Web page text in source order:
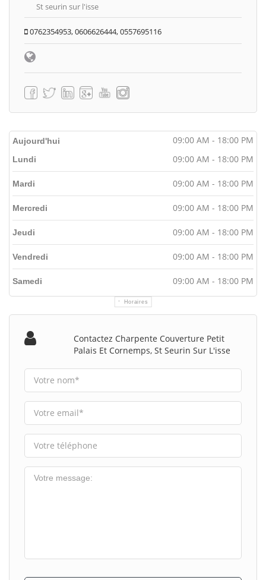
St seurin sur l'isse
0762354953, 0606626444, 0557695116
Aujourd'hui 09:00 AM - 18:00 PM
Horaires
Lundi 09:00 AM - 18:00 PM
Mardi 09:00 AM - 18:00 PM
Mercredi 09:00 AM - 18:00 PM
Jeudi 09:00 AM - 18:00 PM
Vendredi 09:00 AM - 18:00 PM
Samedi 09:00 AM - 18:00 PM
Contactez Charpente Couverture Petit
Palais Et Cornemps, St Seurin Sur L'isse